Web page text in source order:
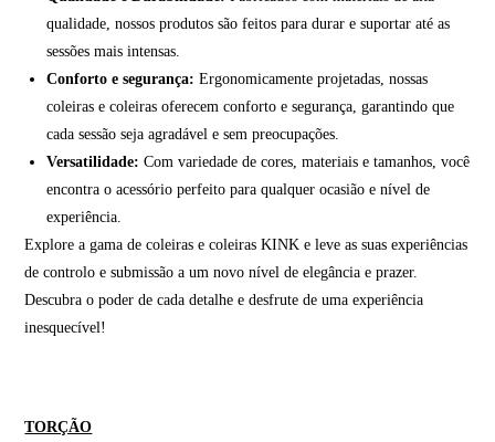
qualidade, nossos produtos são feitos para durar e suportar até as
sessões mais intensas.
Conforto e segurança: Ergonomicamente projetadas, nossas
coleiras e coleiras oferecem conforto e segurança, garantindo que
cada sessão seja agradável e sem preocupações.
Versatilidade: Com variedade de cores, materiais e tamanhos, você
encontra o acessório perfeito para qualquer ocasião e nível de
experiência.
Explore a gama de coleiras e coleiras KINK e leve as suas experiências
de controlo e submissão a um novo nível de elegância e prazer.
Descubra o poder de cada detalhe e desfrute de uma experiência
inesquecível!
TORÇÃO